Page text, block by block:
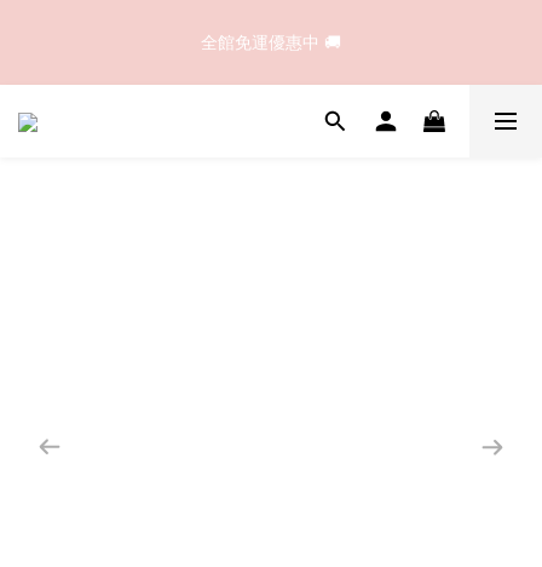
洗淨不緊繃！
全館免運優惠中 🚚
☀️夏日潔顏首選｜B1完美溫和胺基酸洗卸顏露｜買大送小，溫和